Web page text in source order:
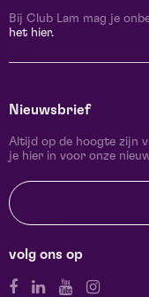
Bij Club Lam mag je
het hier.
Nieuwsbrief
Altijd op de hoogte zijn
je hier in voor onze
volg ons op